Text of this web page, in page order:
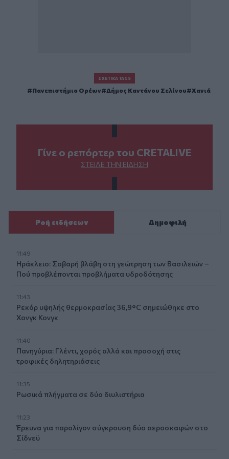
ΣΧΕΤΙΚΆ TAGS
Πανεπιστήμιο Ορέων Δήμος Καντάνου Σελίνου Χανιά
Γίνε ο ρεπόρτερ του CRETALIVE
ΣΤΕΊΛΕ ΤΗΝ ΕΊΔΗΣΗ
Ροή ειδήσεων Δημοφιλή
11:49
Ηράκλειο: Σοβαρή βλάβη στη γεώτρηση των Βασιλειών –
Πού προβλέπονται προβλήματα υδροδότησης
11:43
Ρεκόρ υψηλής θερμοκρασίας 36,9°C σημειώθηκε στο
Χονγκ Κονγκ
11:40
Πανηγύρια: Γλέντι, χορός αλλά και προσοχή στις
τροφικές δηλητηριάσεις
11:35
Ρωσικά πλήγματα σε δύο διυλιστήρια
11:23
Έρευνα για παρολίγον σύγκρουση δύο αεροσκαφών στο
Σίδνεϋ